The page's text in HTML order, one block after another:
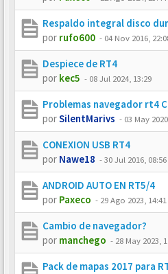
Respaldo integral disco
por rufo600 - 04 Nov 2016,
Despiece de RT4
por kec5 - 08 Jul 2024, 13:29
Problemas navegador rt4
porSilentMarivs - 03 May
CONEXION USB RT4
por Nawe18 -30 Jul 2016, 08:56
ANDROID AUTO EN RT5/4
por Paxeco - 29 Ago 2023, 14:41
Cambio de navegador?
por manchego - 28 May 2023,
Pack de mapas 2017 para